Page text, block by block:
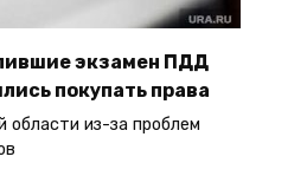
экзамен ПДД
покупать права
области из-за проблем